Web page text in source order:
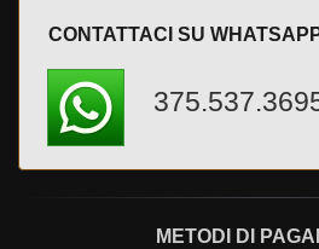
CONTATTACI SU
METODI DI